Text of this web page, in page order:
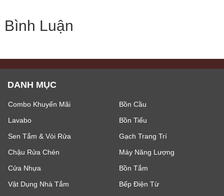
Bình Luận
DANH MỤC
Combo Khuyến Mãi
Bồn Cầu
Lavabo
Bồn Tiểu
Sen Tắm & Vòi Rửa
Gạch Trang Trí
Chậu Rửa Chén
Máy Năng Lượng
Cửa Nhựa
Bồn Tắm
Vật Dụng Nhà Tắm
Bếp Điện Từ